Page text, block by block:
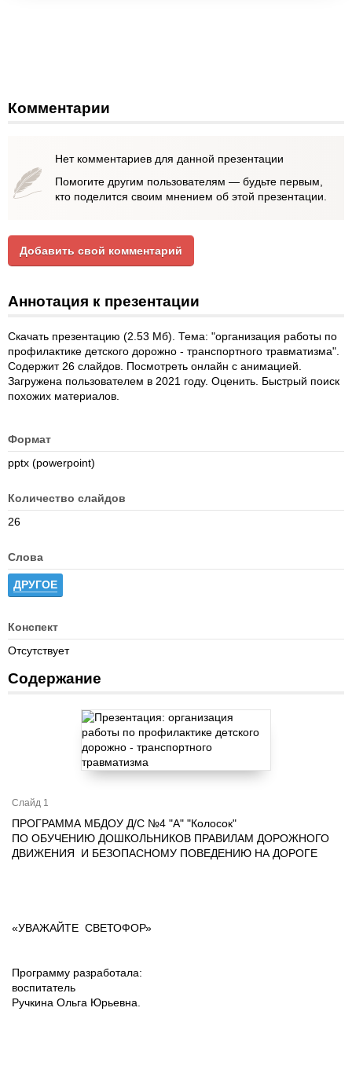
Комментарии
Нет комментариев для данной презентации
Помогите другим пользователям — будьте первым,
кто поделится своим мнением об этой презентации.
Добавить свой комментарий
Аннотация к презентации
Скачать презентацию (2.53 Мб). Тема: "организация работы по
профилактике детского дорожно - транспортного травматизма".
Содержит 26 слайдов. Посмотреть онлайн с анимацией.
Загружена пользователем в 2021 году. Оценить. Быстрый поиск
похожих материалов.
Формат
pptx (powerpoint)
Количество слайдов
26
Слова
ДРУГОЕ
Конспект
Отсутствует
Содержание
Слайд 1
ПРОГРАММА МБДОУ Д/С №4 "А" "Колосок"
ПО ОБУЧЕНИЮ ДОШКОЛЬНИКОВ ПРАВИЛАМ ДОРОЖНОГО
ДВИЖЕНИЯ И БЕЗОПАСНОМУ ПОВЕДЕНИЮ НА ДОРОГЕ
«УВАЖАЙТЕ СВЕТОФОР»
Программу разработала:
воспитатель
Ручкина Ольга Юрьевна.